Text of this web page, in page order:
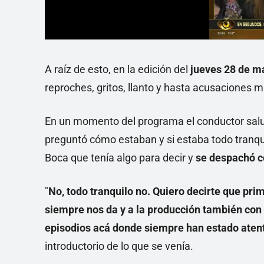
A raíz de esto, en la edición del jueves 28 de
reproches, gritos, llanto y hasta acusaciones
En un momento del programa el conductor
preguntó cómo estaban y si estaba todo
Boca que tenía algo para decir yse despachó
"No, todo tranquilo no. Quiero decirte que
siempre nos da y a la producción también
episodios acá donde siempre han estado
introductorio de lo que se venía.